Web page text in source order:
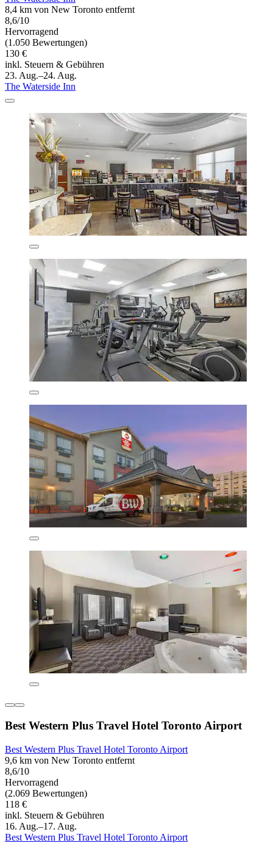
8,4 km von New Toronto entfernt
8,6/10
Hervorragend
(1.050 Bewertungen)
130 €
inkl. Steuern & Gebühren
23. Aug.–24. Aug.
The Waterside Inn
Best Western Plus Travel Hotel Toronto Airport
Best Western Plus Travel Hotel Toronto Airport
9,6 km von New Toronto entfernt
8,6/10
Hervorragend
(2.069 Bewertungen)
118 €
inkl. Steuern & Gebühren
16. Aug.–17. Aug.
Best Western Plus Travel Hotel Toronto Airport